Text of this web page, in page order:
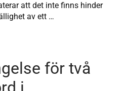
att det inte finns hinder
av ett …
för två